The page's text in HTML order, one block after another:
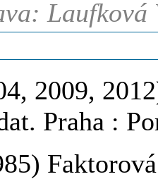
2009,
Praha :